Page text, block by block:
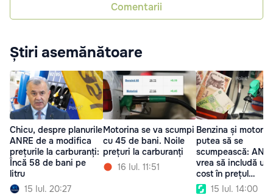
Comentarii
Știri asemănătoare
Chicu, despre planurile
ANRE de a modifica
prețurile la carburanți:
Încă 58 de bani pe
litru
15 Iul. 20:27
Motorina se va scumpi
cu 45 de bani. Noile
prețuri la carburanți
16 Iul. 11:51
Benzina și
putea să se
scumpească:
vrea să includă un
cost în prețul
carburanților
15 Iul. 14:00